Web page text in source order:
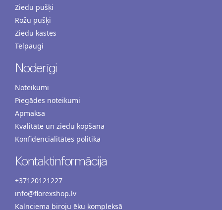
Ziedu pušķi
Rožu pušķi
Ziedu kastes
Telpaugi
Noderīgi
Noteikumi
Piegādes noteikumi
Apmaksa
Kvalitāte un ziedu kopšana
Konfidencialitātes politika
Kontaktinformācija
+37120121227
info@florexshop.lv
Kalnciema biroju ēku kompleksā